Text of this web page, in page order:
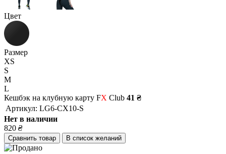
Цвет
Размер
XS
S
M
L
Кешбэк на клубную карту FX Club 41 ₴
Артикул: LG6-CX10-S
Нет в наличии
820 ₴
Сравнить товар В список желаний